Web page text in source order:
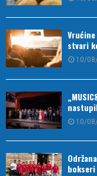
stvari
10/
10/